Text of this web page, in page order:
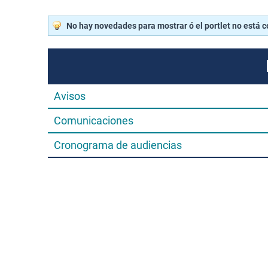
No hay novedades para mostrar ó el portlet no está
Avisos
Comunicaciones
Cronograma de audiencias